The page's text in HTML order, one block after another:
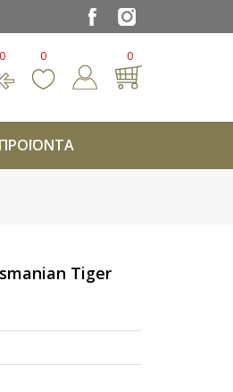
0 0 0
Tiger